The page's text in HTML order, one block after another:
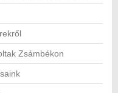
Zsámbékon